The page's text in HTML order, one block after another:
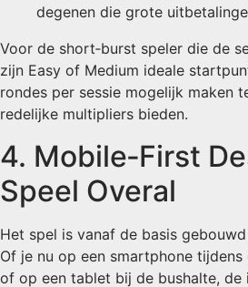
degenen die grote
Voor de short‑burst speler die de
zijn Easy of Medium ideale
rondes per sessie mogelijk maken
redelijke multipliers bieden.
4. Mobile‑First
Speel Overal
Het spel is vanaf de basis
Of je nu op een smartphone
of op een tablet bij de bushalte,